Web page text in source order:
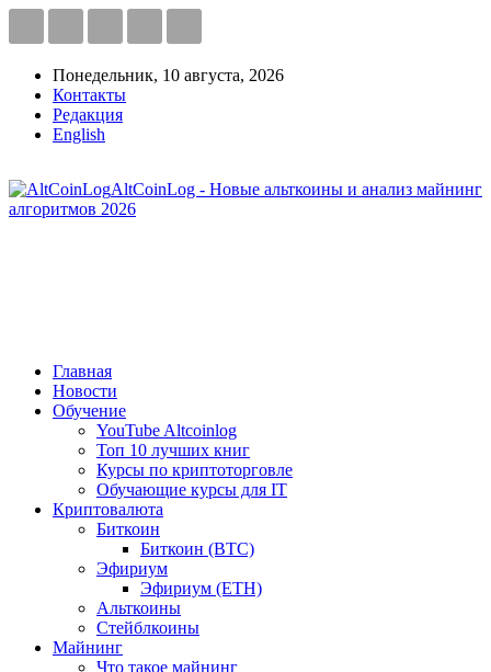
Понедельник, 10 августа, 2026
Контакты
Редакция
English
AltCoinLog - Новые альткоины и анализ майнинг
алгоритмов 2026
Главная
Новости
Обучение
YouTube Altcoinlog
Топ 10 лучших книг
Курсы по криптоторговле
Обучающие курсы для IT
Криптовалюта
Биткоин
Биткоин (BTC)
Эфириум
Эфириум (ETH)
Альткоины
Стейблкоины
Майнинг
Что такое майнинг